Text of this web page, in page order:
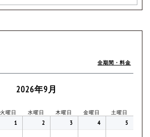
全期間・料金
2026年9月
火曜日 水曜日 木曜日 金曜日 土曜日
1 2 3 4 5